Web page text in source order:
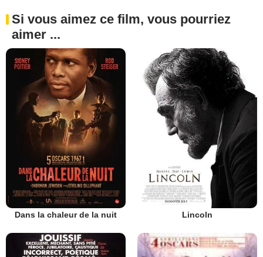
Si vous aimez ce film, vous pourriez
aimer ...
Dans la chaleur de la nuit Lincoln